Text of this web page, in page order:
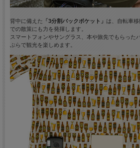
背中に備えた「3分割バックポケット」は、自転車
での散策にも力を発揮します。
スマートフォンやサングラス、本や旅先でもらった
ぶらで観光を楽しめます。